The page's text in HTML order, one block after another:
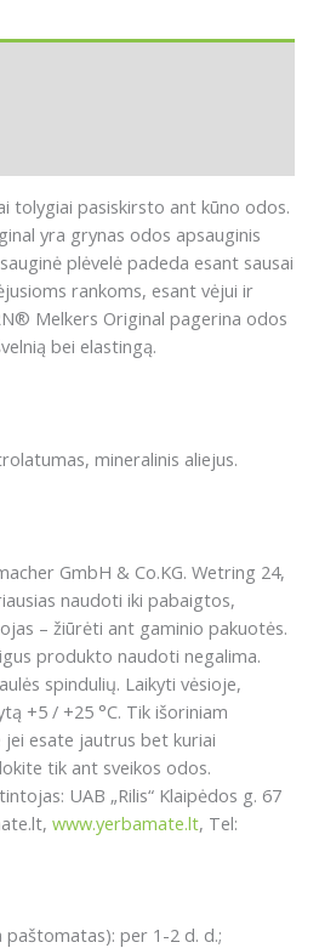
tolygiai pasiskirsto ant kūno odos.
yra grynas odos apsauginis
plėvelė padeda esant sausai
rankoms, esant vėjui ir
Melkers Original pagerina odos
bei elastingą.
mineralinis aliejus.
GmbH & Co.KG. Wetring 24,
naudoti iki pabaigtos,
– žiūrėti ant gaminio pakuotės.
produkto naudoti negalima.
spindulių. Laikyti vėsioje,
+5 / +25 °C. Tik išoriniam
esate jautrus bet kuriai
tik ant sveikos odos.
UAB „Rilis“ Klaipėdos g. 67
www.yerbamate.lt, Tel:
per 1-2 d. d.;